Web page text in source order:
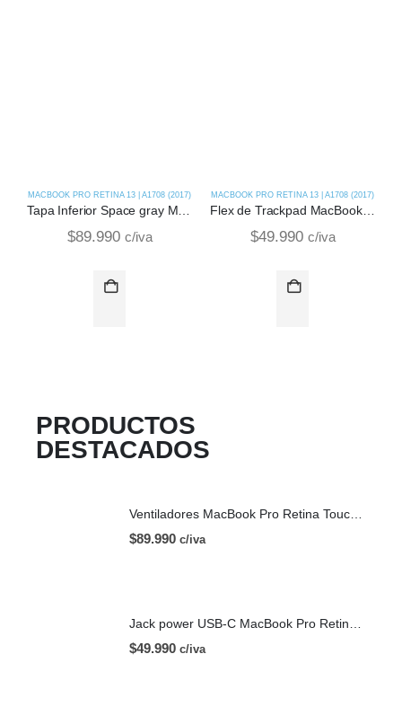
MACBOOK PRO RETINA 13 | A1708 (2017)
$89.990 c/iva
MACBOOK PRO RETINA 13 | A1708 (2017)
Flex de Trackpad MacBook Pro Retina 13 | A1708 (2017)
$49.990 c/iva
PRODUCTOS
DESTACADOS
$89.990 c/iva
$49.990 c/iva